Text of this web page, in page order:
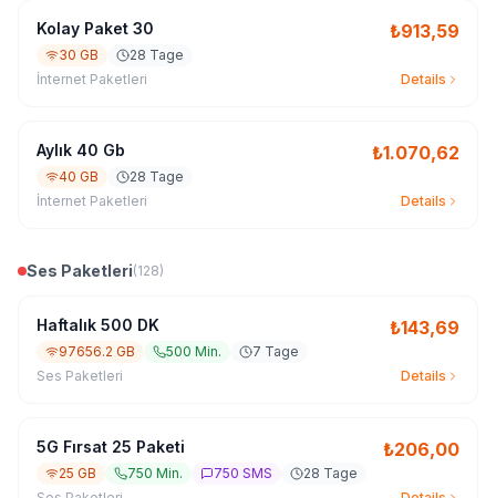
Kolay Paket 30 ₺913,59
30 GB
28 Tage
İnternet Paketleri
Details
Aylık 40 Gb ₺1.070,62
40 GB
28 Tage
İnternet Paketleri
Details
Ses Paketleri(128)
Haftalık 500 DK ₺143,69
97656.2 GB 500 Min.
7 Tage
Ses Paketleri
Details
5G Fırsat 25 Paketi ₺206,00
25 GB 750 Min. 750 SMS
28 Tage